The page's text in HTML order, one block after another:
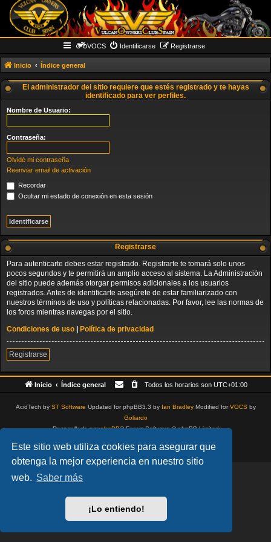
Este sitio web utiliza cookies para asegurar que
obtenga la mejor experiencia en nuestro sitio
web. Saber más
¡Lo entiendo!
VOCS Identificarse Registrarse
Inicio Índice general
El administrador del sitio requiere que estés registrado y te hayas
identificado para ver perfiles.
Nombre de Usuario:
Contraseña:
Olvidé mi contraseña
Reenviar email de activación
Recordar
Ocultar mi estado de conexión en esta sesión
Registrarse
Para autenticarte debes estar registrado. Registrarte te tomará solo unos
pocos segundos y te permitirá un amplio acceso al sistema. La Administración
del sitio puede además otorgar permisos adicionales a los usuarios
registrados. Antes de identificarte asegúrete de estar familiarizado con
nuestros términos de uso y políticas relacionadas. Por favor, lee las normas de
los foros mientras navegas por el sitio.
Condiciones de uso
Política de privacidad
Registrarse
Inicio Índice general Todos los horarios son UTC+01:00
AcidTech by ST Software Updated for phpBB3.3 by Ian BradleyModified forVOCSby
Goliardo
Desarrollado porphpBB® Forum Software © phpBB Limited
Privacidad| Condiciones